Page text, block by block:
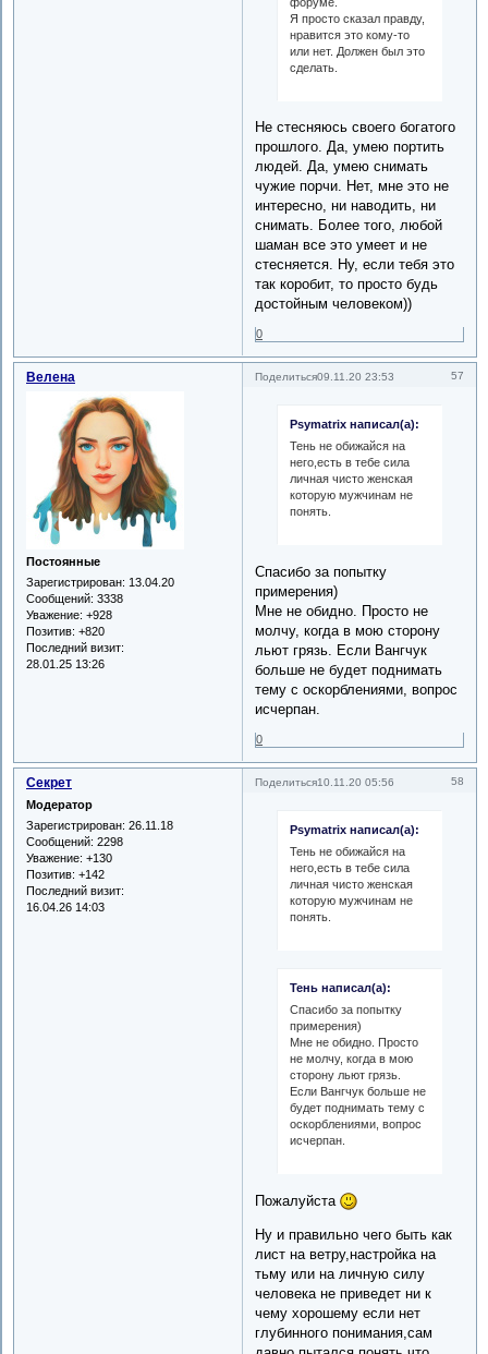
Я просто сказал правду,
нравится это кому-то
или нет. Должен был это
сделать.
Не стесняюсь своего богатого
прошлого. Да, умею портить
людей. Да, умею снимать
чужие порчи. Нет, мне это не
интересно, ни наводить, ни
снимать. Более того, любой
шаман все это умеет и не
стесняется. Ну, если тебя это
так коробит, то просто будь
достойным человеком))
0
Поделиться 57
09.11.20 23:53
Велена
Постоянные
Зарегистрирован: 13.04.20
Сообщений: 3338
Уважение: +928
Позитив: +820
Последний визит:
28.01.25 13:26
Psymatrix написал(а):
Тень не обижайся на
него,есть в тебе сила
личная чисто женская
которую мужчинам не
понять.
Спасибо за попытку
примерения)
Мне не обидно. Просто не
молчу, когда в мою сторону
льют грязь. Если Вангчук
больше не будет поднимать
тему с оскорблениями, вопрос
исчерпан.
0
Поделиться 58
10.11.20 05:56
Секрет
Модератор
Зарегистрирован: 26.11.18
Сообщений: 2298
Уважение: +130
Позитив: +142
Последний визит:
16.04.26 14:03
Psymatrix написал(а):
Тень не обижайся на
него,есть в тебе сила
личная чисто женская
которую мужчинам не
понять.
Тень написал(а):
Спасибо за попытку
примерения)
Мне не обидно. Просто
не молчу, когда в мою
сторону льют грязь.
Если Вангчук больше не
будет поднимать тему с
оскорблениями, вопрос
исчерпан.
Пожалуйста
Ну и правильно чего быть как
лист на ветру,настройка на
тьму или на личную силу
человека не приведет ни к
чему хорошему если нет
глубинного понимания,сам